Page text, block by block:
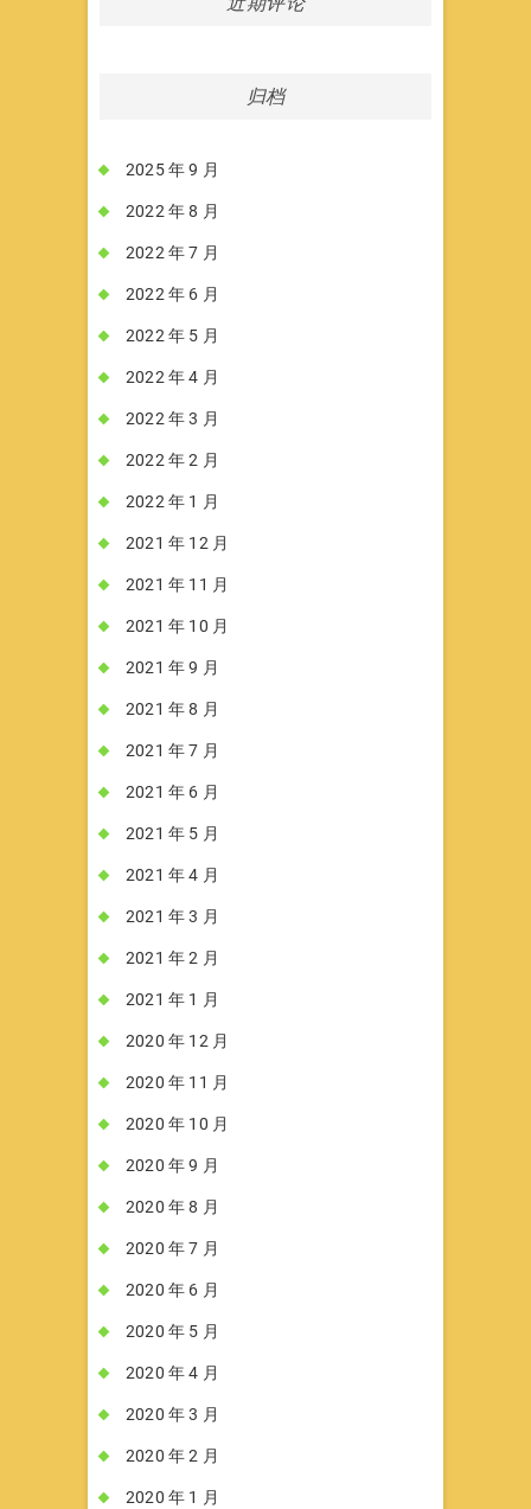
归档
2025 年 9 月
2022 年 8 月
2022 年 7 月
2022 年 6 月
2022 年 5 月
2022 年 4 月
2022 年 3 月
2022 年 2 月
2022 年 1 月
2021 年 12 月
2021 年 11 月
2021 年 10 月
2021 年 9 月
2021 年 8 月
2021 年 7 月
2021 年 6 月
2021 年 5 月
2021 年 4 月
2021 年 3 月
2021 年 2 月
2021 年 1 月
2020 年 12 月
2020 年 11 月
2020 年 10 月
2020 年 9 月
2020 年 8 月
2020 年 7 月
2020 年 6 月
2020 年 5 月
2020 年 4 月
2020 年 3 月
2020 年 2 月
2020 年 1 月